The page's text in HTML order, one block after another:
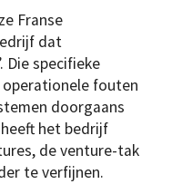
Franse
dat
Die specifieke
fouten
doorgaans
het bedrijf
de venture-tak
te verfijnen.